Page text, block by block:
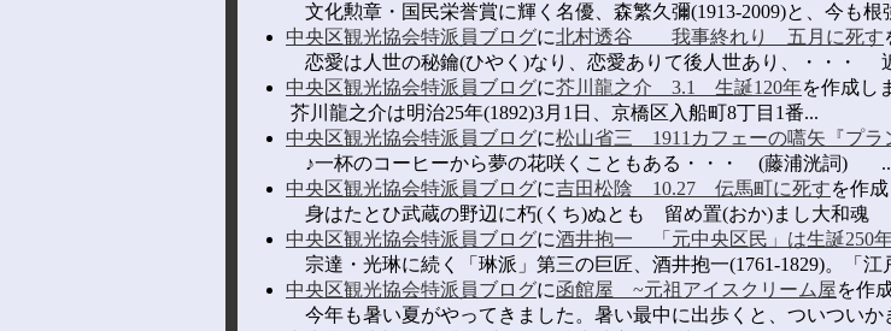
文化勲章・国民栄誉賞に輝く名優、森繁久彌(1913-2009)と、今も根
中央区観光協会特派員ブログに北村透谷 我事終れり 五月に死す
恋愛は人世の秘鑰(ひやく)なり、恋愛ありて後人世あり、・・・
中央区観光協会特派員ブログに芥川龍之介 3.1 生誕120年を作成し
芥川龍之介は明治25年(1892)3月1日、京橋区入船町8丁目1番...
中央区観光協会特派員ブログに松山省三 1911カフェーの嚆矢『プラ
♪一杯のコーヒーから夢の花咲くこともある・・・ (藤浦洸詞)
中央区観光協会特派員ブログに吉田松陰 10.27 伝馬町に死すを作成
身はたとひ武蔵の野辺に朽(くち)ぬとも 留め置(おか)まし大和
中央区観光協会特派員ブログに酒井抱一 「元中央区民」は生誕250
宗達・光琳に続く「琳派」第三の巨匠、酒井抱一(1761-1829)。「江
中央区観光協会特派員ブログに函館屋 ~元祖アイスクリーム屋を作
今年も暑い夏がやってきました。暑い最中に出歩くと、ついついか